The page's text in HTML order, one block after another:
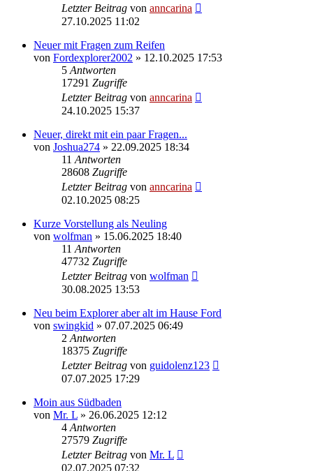
Letzter Beitrag von anncarina
27.10.2025 11:02
Neuer mit Fragen zum Reifen
von Fordexplorer2002 » 12.10.2025 17:53
5 Antworten
17291 Zugriffe
Letzter Beitrag von anncarina
24.10.2025 15:37
Neuer, direkt mit ein paar Fragen...
von Joshua274 » 22.09.2025 18:34
11 Antworten
28608 Zugriffe
Letzter Beitrag von anncarina
02.10.2025 08:25
Kurze Vorstellung als Neuling
von wolfman » 15.06.2025 18:40
11 Antworten
47732 Zugriffe
Letzter Beitrag von wolfman
30.08.2025 13:53
Neu beim Explorer aber alt im Hause Ford
von swingkid » 07.07.2025 06:49
2 Antworten
18375 Zugriffe
Letzter Beitrag von guidolenz123
07.07.2025 17:29
Moin aus Südbaden
von Mr. L » 26.06.2025 12:12
4 Antworten
27579 Zugriffe
Letzter Beitrag von Mr. L
02.07.2025 07:32